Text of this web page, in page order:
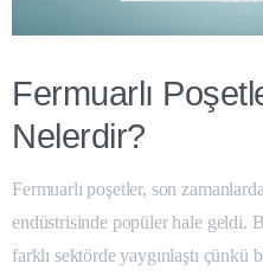
Fermuarlı
Nelerdir?
Fermuarlı poşetler, son
endüstrisinde popüler hale geldi.
farklı sektörde yaygınlaştı çünkü